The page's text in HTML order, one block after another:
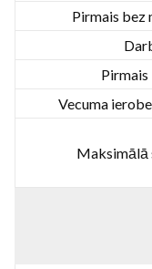
Pirmais bez
Vecuma
Maksimālā